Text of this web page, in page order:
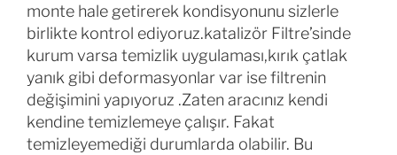
monte hale getirerek kondisyonunu sizlerle
birlikte kontrol ediyoruz.katalizör Filtre’sinde
kurum varsa temizlik uygulaması,kırık çatlak
yanık gibi deformasyonlar var ise filtrenin
değişimini yapıyoruz .Zaten aracınız kendi
kendine temizlemeye çalışır. Fakat
temizleyemediği durumlarda olabilir. Bu